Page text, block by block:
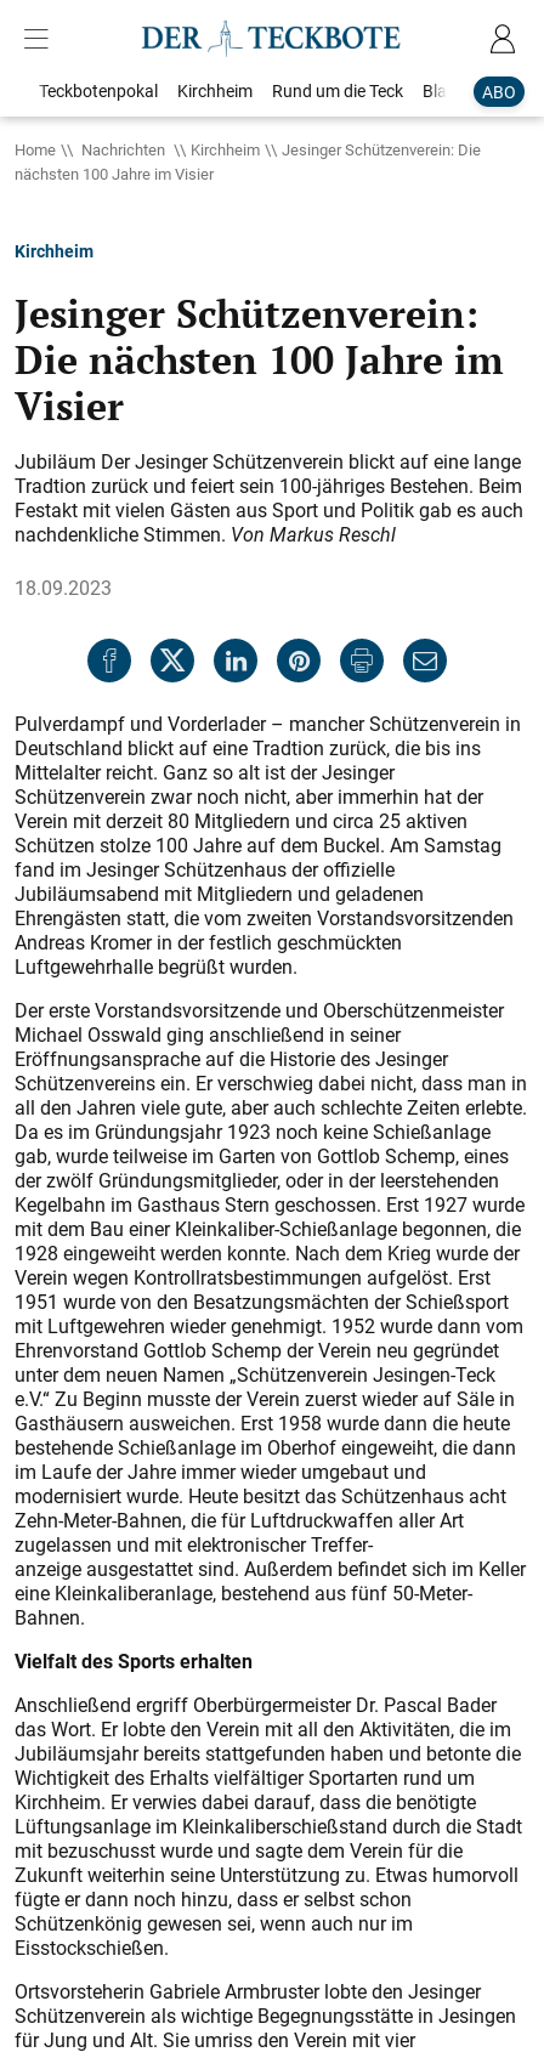
ABO
Teckbotenpokal Kirchheim Rund um die Teck Blaulicht
Home Nachrichten Kirchheim
Jesinger Schützenverein: Die
nächsten 100 Jahre im Visier
Kirchheim
Jesinger Schützenverein:
Die nächsten 100 Jahre im
Visier
Jubiläum Der Jesinger Schützenverein blickt auf eine lange
Tradtion zurück und feiert sein 100-jähriges Bestehen. Beim
Festakt mit vielen Gästen aus Sport und Politik gab es auch
nachdenkliche Stimmen. Von Markus Reschl
18.09.2023
Pulverdampf und Vorderlader – mancher Schützenverein in
Deutschland blickt auf eine Tradtion zurück, die bis ins
Mittelalter reicht. Ganz so alt ist der Jesinger
Schützenverein zwar noch nicht, aber immerhin hat der
Verein mit derzeit 80 Mitgliedern und circa 25 aktiven
Schützen stolze 100 Jahre auf dem Buckel. Am Samstag
fand im Jesinger Schützenhaus der offizielle
Jubiläumsabend mit Mitgliedern und geladenen
Ehrengästen statt, die vom zweiten Vorstandsvorsitzenden
Andreas Kromer in der festlich geschmückten
Luftgewehrhalle begrüßt wurden.
Der erste Vorstandsvorsitzende und Oberschützenmeister
Michael Osswald ging anschließend in seiner
Eröffnungsansprache auf die Historie des Jesinger
Schützenvereins ein. Er verschwieg dabei nicht, dass man in
all den Jahren viele gute, aber auch schlechte Zeiten erlebte.
Da es im Gründungsjahr 1923 noch keine Schießanlage
gab, wurde teilweise im Garten von Gottlob Schemp, eines
der zwölf Gründungsmitglieder, oder in der leerstehenden
Kegelbahn im Gasthaus Stern geschossen. Erst 1927 wurde
mit dem Bau einer Kleinkaliber-Schießanlage begonnen, die
1928 eingeweiht werden konnte. Nach dem Krieg wurde der
Verein wegen Kontrollratsbestimmungen aufgelöst. Erst
1951 wurde von den Besatzungsmächten der Schießsport
mit Luftgewehren wieder genehmigt. 1952 wurde dann vom
Ehrenvorstand Gottlob Schemp der Verein neu gegründet
unter dem neuen Namen „Schützenverein Jesingen-Teck
e.V.“ Zu Beginn musste der Verein zuerst wieder auf Säle in
Gasthäusern ausweichen. Erst 1958 wurde dann die heute
bestehende Schießanlage im Oberhof eingeweiht, die dann
im Laufe der Jahre immer wieder umgebaut und
modernisiert wurde. Heute besitzt das Schützenhaus acht
Zehn-Meter-Bahnen, die für Luftdruckwaffen aller Art
zugelassen und mit elektronischer Treffer-
anzeige ausgestattet sind. Außerdem befindet sich im Keller
eine Kleinkaliberanlage, bestehend aus fünf 50-Meter-
Bahnen.
Vielfalt des Sports erhalten
Anschließend ergriff Oberbürgermeister Dr. Pascal Bader
das Wort. Er lobte den Verein mit all den Aktivitäten, die im
Jubiläumsjahr bereits stattgefunden haben und betonte die
Wichtigkeit des Erhalts vielfältiger Sportarten rund um
Kirchheim. Er verwies dabei darauf, dass die benötigte
Lüftungsanlage im Kleinkaliberschießstand durch die Stadt
mit bezuschusst wurde und sagte dem Verein für die
Zukunft weiterhin seine Unterstützung zu. Etwas humorvoll
fügte er dann noch hinzu, dass er selbst schon
Schützenkönig gewesen sei, wenn auch nur im
Eisstockschießen.
Ortsvorsteherin Gabriele Armbruster lobte den Jesinger
Schützenverein als wichtige Begegnungsstätte in Jesingen
für Jung und Alt. Sie umriss den Verein mit vier